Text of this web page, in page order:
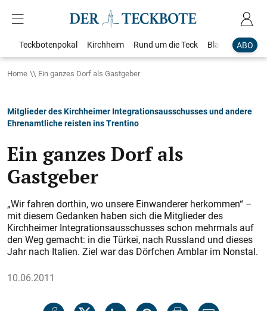
ABO
Teckbotenpokal Kirchheim Rund um die Teck Blaulicht
Home Ein ganzes Dorf als Gastgeber
Mitglieder des Kirchheimer Integrationsausschusses und andere
Ehrenamtliche reisten ins Trentino
Ein ganzes Dorf als
Gastgeber
„Wir fahren dorthin, wo unsere Einwanderer herkommen“ –
mit diesem Gedanken haben sich die Mitglieder des
Kirchheimer Integrationsausschusses schon mehrmals auf
den Weg gemacht: in die Türkei, nach Russland und dieses
Jahr nach Italien. Ziel war das Dörfchen Amblar im Nonstal.
10.06.2011